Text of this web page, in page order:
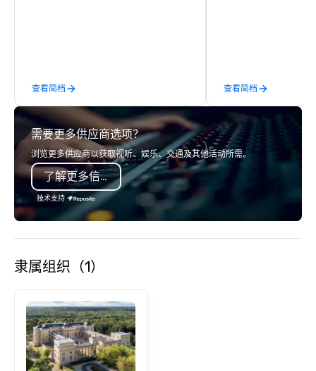
late model luxury vehicles to the
highly experienced and professional
team of chauffeurs and support staff;
you will know quality when you travel
with La Costa Limousine.
查看简档 查看简档
需要更多供应商选项？
浏览更多供应商以获取视听、娱乐、交通及其他活动所需。
了解更多信息
技术支持
隶属组织（1）